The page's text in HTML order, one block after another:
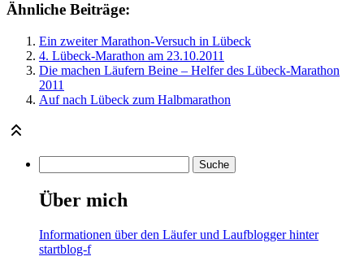
Ähnliche Beiträge:
Ein zweiter Marathon-Versuch in Lübeck
4. Lübeck-Marathon am 23.10.2011
Die machen Läufern Beine – Helfer des Lübeck-Marathon
2011
Auf nach Lübeck zum Halbmarathon
Über mich
Informationen über den Läufer und Laufblogger hinter
startblog-f